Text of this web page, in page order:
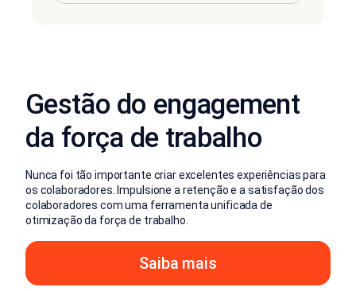
Gestão do engagement
da força de trabalho
Nunca foi tão importante criar excelentes experiências para
os colaboradores. Impulsione a retenção e a satisfação dos
colaboradores com uma ferramenta unificada de
otimização da força de trabalho.
Saiba mais